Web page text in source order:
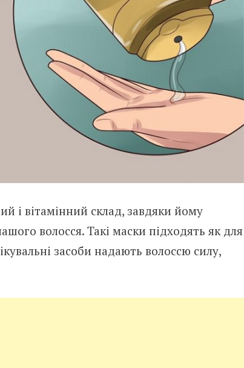
і вітамінний склад, завдяки йому
волосся. Такі маски підходять як для
засоби надають волоссю силу,